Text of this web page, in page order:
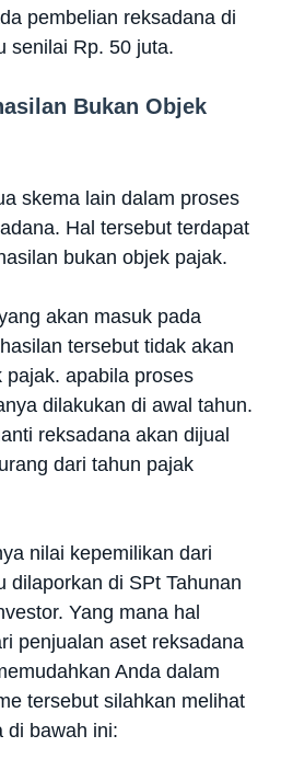
pembelian reksadana di
senilai Rp. 50 juta.
Bukan Objek
skema lain dalam proses
Hal tersebut terdapat
bukan objek pajak.
akan masuk pada
tersebut tidak akan
pajak. apabila proses
dilakukan di awal tahun.
reksadana akan dijual
dari tahun pajak
nilai kepemilikan dari
dilaporkan di SPt Tahunan
Yang mana hal
penjualan aset reksadana
Anda dalam
tersebut silahkan melihat
di bawah ini: